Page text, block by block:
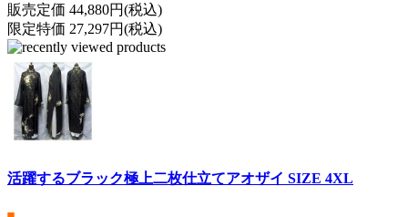
販売定価 44,880円(税込)
限定特価 27,297円(税込)
活躍するブラック極上二枚仕立てアオザイ SIZE 4XL